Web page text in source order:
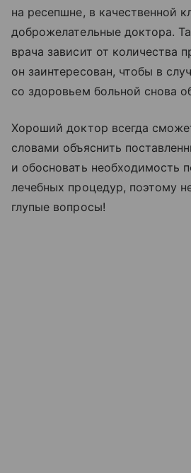
на ресепшне, в качественной
доброжелательные доктора.
врача зависит от количества
он заинтересован, чтобы в
со здоровьем больной снова
Хороший доктор всегда
словами объяснить
и обосновать необходимость
лечебных процедур, поэтому
глупые вопросы!